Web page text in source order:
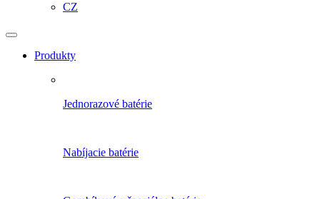
CZ
Produkty
Jednorazové batérie
Nabíjacie batérie